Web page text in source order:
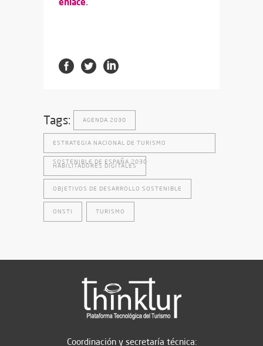
Tags: AGENDA 2030
ESTRATEGIA NACIONAL DE TURISMO
SOSTENIBLE DE ESPAÑA 2030
HABILITADORES DIGITALES
OBJETIVOS DE DESARROLLO SOSTENIBLE
ONSTI TURISMO
Coordinación y secretaría técnica: